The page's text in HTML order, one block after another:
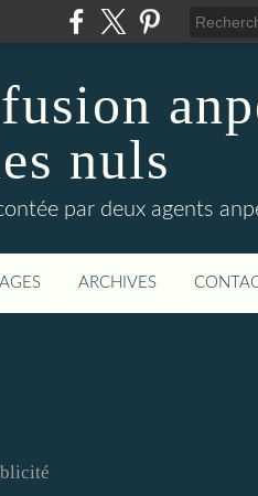
nuls
par deux agents
ARCHIVES